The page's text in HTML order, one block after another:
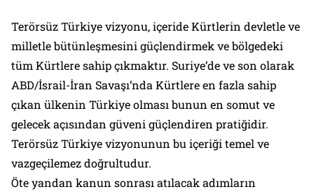
Terörsüz Türkiye vizyonu, içeride Kürtlerin devletle ve
milletle bütünleşmesini güçlendirmek ve bölgedeki
tüm Kürtlere sahip çıkmaktır. Suriye’de ve son olarak
ABD/İsrail-İran Savaşı’nda Kürtlere en fazla sahip
çıkan ülkenin Türkiye olması bunun en somut ve
gelecek açısından güveni güçlendiren pratiğidir.
Terörsüz Türkiye vizyonunun bu içeriği temel ve
vazgeçilemez doğrultudur.
Öte yandan kanun sonrası atılacak adımların